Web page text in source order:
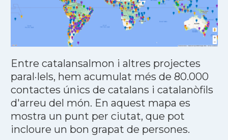
Entre catalansalmon i altres projectes
paral·lels, hem acumulat més de 80.000
contactes únics de catalans i catalanòfils
d'arreu del món. En aquest mapa es
mostra un punt per ciutat, que pot
incloure un bon grapat de persones.